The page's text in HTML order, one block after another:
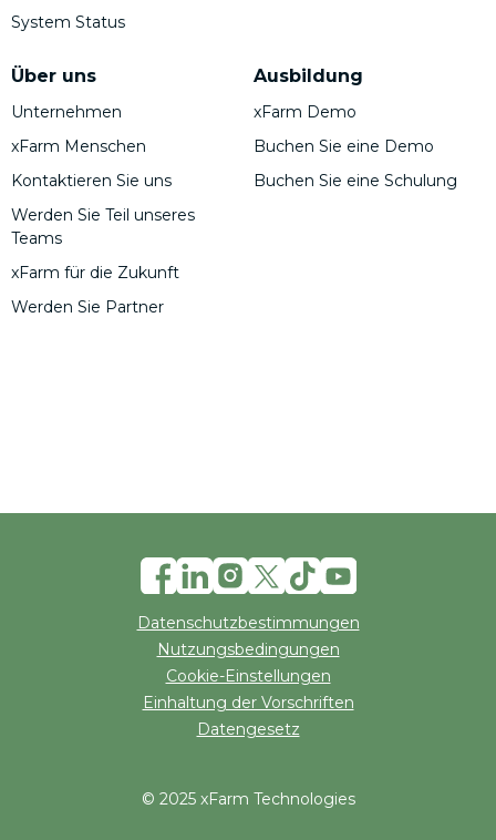
System Status
Über uns
Unternehmen
xFarm Menschen
Kontaktieren Sie uns
Werden Sie Teil unseres
Teams
xFarm für die Zukunft
Werden Sie Partner
Ausbildung
xFarm Demo
Buchen Sie eine Demo
Buchen Sie eine Schulung
Datenschutzbestimmungen
Nutzungsbedingungen
Cookie-Einstellungen
Einhaltung der Vorschriften
Datengesetz
© 2025 xFarm Technologies